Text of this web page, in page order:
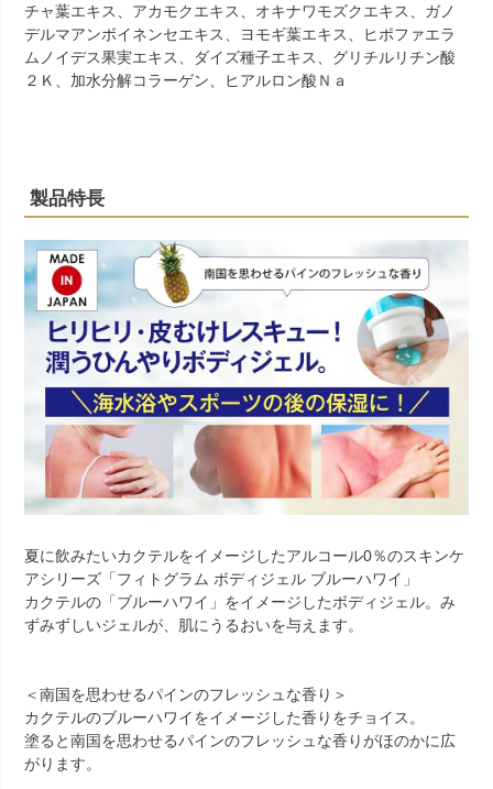
チャ葉エキス、アカモクエキス、オキナワモズクエキス、ガノ
デルマアンボイネンセエキス、ヨモギ葉エキス、ヒポファエラ
ムノイデス果実エキス、ダイズ種子エキス、グリチルリチン酸
２Ｋ、加水分解コラーゲン、ヒアルロン酸Ｎａ
製品特長
夏に飲みたいカクテルをイメージしたアルコール0％のスキンケ
アシリーズ「フィトグラム ボディジェル ブルーハワイ」
カクテルの「ブルーハワイ」をイメージしたボディジェル。み
ずみずしいジェルが、肌にうるおいを与えます。
＜南国を思わせるパインのフレッシュな香り＞
カクテルのブルーハワイをイメージした香りをチョイス。
塗ると南国を思わせるパインのフレッシュな香りがほのかに広
がります。